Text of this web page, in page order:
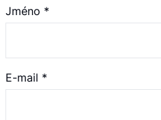
Jméno *
E-mail *